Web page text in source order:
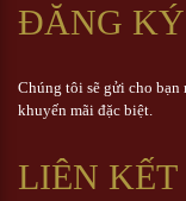
ĐĂNG
Chúng tôi sẽ gửi cho bạn
khuyến mãi đặc biệt.
LIÊN